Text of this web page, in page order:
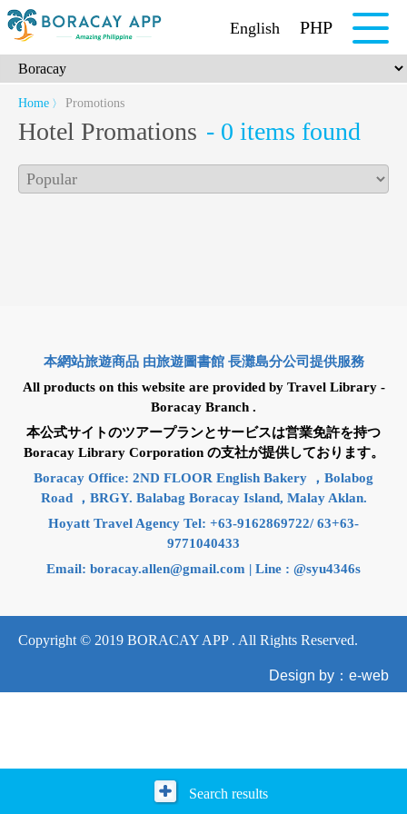
English PHP
Home 〉 Promotions
Search results
Hotel Promations - 0 items found
本網站旅遊商品 由旅遊圖書館 長灘島分公司提供服務
All products on this website are provided by Travel Library -
Boracay Branch .
本公式サイトのツアープランとサービスは営業免許を持つ
Boracay Library Corporation の支社が提供しております。
Boracay Office: 2ND FLOOR English Bakery ，Bolabog
Road ，BRGY. Balabag Boracay Island, Malay Aklan.
Hoyatt Travel Agency Tel: +63-9162869722/ 63+63-
9771040433
Email: boracay.allen@gmail.com | Line : @syu4346s
Copyright © 2019 BORACAY APP . All Rights Reserved.
Design by：e-web